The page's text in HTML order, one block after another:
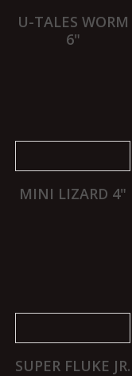
U-TALES WORM
6"
MINI LIZARD 4"
SUPER FLUKE JR.